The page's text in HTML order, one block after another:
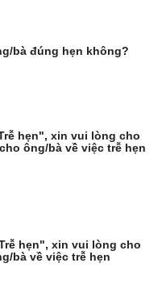
bà đúng hẹn không?
hẹn", xin vui lòng cho
ông/bà về việc trễ hẹn
hẹn", xin vui lòng cho
bà về việc trễ hẹn